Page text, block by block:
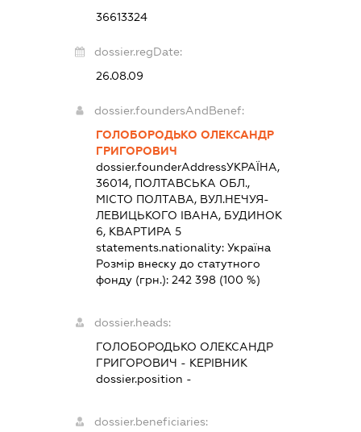
36613324
dossier.regDate:
26.08.09
dossier.foundersAndBenef:
ГОЛОБОРОДЬКО ОЛЕКСАНДР
ГРИГОРОВИЧ
dossier.founderAddressУКРАЇНА,
36014, ПОЛТАВСЬКА ОБЛ.,
МІСТО ПОЛТАВА, ВУЛ.НЕЧУЯ-
ЛЕВИЦЬКОГО ІВАНА, БУДИНОК
6, КВАРТИРА 5
statements.nationality: Україна
Розмір внеску до статутного
фонду (грн.): 242 398(100 %)
dossier.heads:
ГОЛОБОРОДЬКО ОЛЕКСАНДР
ГРИГОРОВИЧ - КЕРІВНИК
dossier.position -
dossier.beneficiaries: